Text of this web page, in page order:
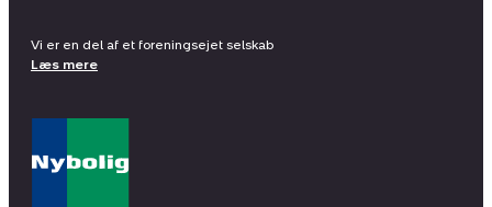
Vi er en del af et foreningsejet selskab
Læs mere